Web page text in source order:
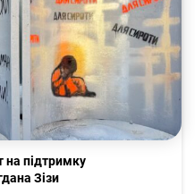
на підтримку
Зізи